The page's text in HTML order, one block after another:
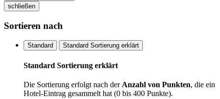
schließen
Sortieren nach
Standard Standard Sortierung erklärt
Standard Sortierung erklärt
Die Sortierung erfolgt nach der Anzahl von Punkten, die ein
Hotel-Eintrag gesammelt hat (0 bis 400 Punkte).